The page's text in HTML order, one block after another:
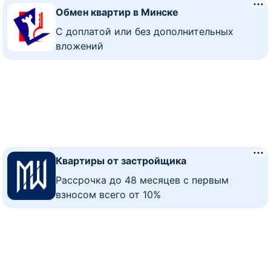
Обмен квартир в Минске
C доплатой или без дополнительных
вложений
Квартиры от застройщика
Рассрочка до 48 месяцев с первым
взносом всего от 10%